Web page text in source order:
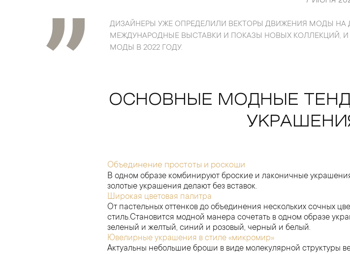
ДИЗАЙНЕРЫ УЖЕ ОПРЕДЕЛИЛИ ВЕКТОРЫ ДВИЖЕНИЯ МОДЫ
МЕЖДУНАРОДНЫЕ ВЫСТАВКИ И ПОКАЗЫ НОВЫХ КОЛЛЕКЦИЙ,
МОДЫ В 2022 ГОДУ.
ОСНОВНЫЕ МОДНЫЕ
Объединение простоты и роскоши
В одном образе комбинируют броские и лаконичные
золотые украшения делают без вставок.
Широкая цветовая палитра
От пастельных оттенков до объединения нескольких сочных
стиль.Становится модной манера сочетать в одном образе
зеленый и желтый, синий и розовый, черный и белый.
Ювелирные украшения в стиле «микромир»
Актуальны небольшие броши в виде молекулярной структуры